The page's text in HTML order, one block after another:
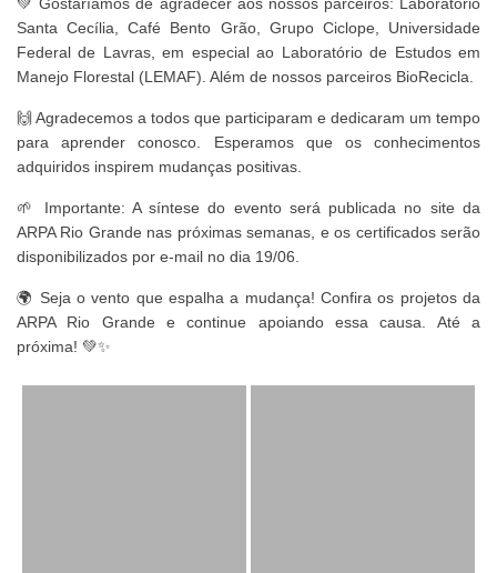
Santa Cecília, Café Bento Grão, Grupo Ciclope, Universidade
Federal de Lavras, em especial ao Laboratório de Estudos em
Manejo Florestal (LEMAF). Além de nossos parceiros BioRecicla.
🙌 Agradecemos a todos que participaram e dedicaram um tempo
para aprender conosco. Esperamos que os conhecimentos
adquiridos inspirem mudanças positivas.
🌱 Importante: A síntese do evento será publicada no site da
ARPA Rio Grande nas próximas semanas, e os certificados serão
disponibilizados por e-mail no dia 19/06.
🌍 Seja o vento que espalha a mudança! Confira os projetos da
ARPA Rio Grande e continue apoiando essa causa. Até a
próxima! 💚✨